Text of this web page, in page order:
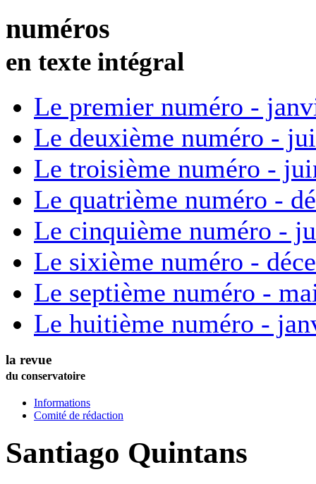
numéros
en texte intégral
Le premier numéro -
Le deuxième numéro -
Le troisième numéro -
Le quatrième numéro -
Le cinquième numéro -
Le sixième numéro -
Le septième numéro -
Le huitième numéro -
la revue
du conservatoire
Informations
Comité de rédaction
Santiago Quintans